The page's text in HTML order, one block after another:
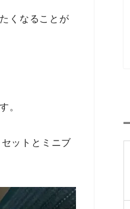
くなることが
。
ットとミニブ